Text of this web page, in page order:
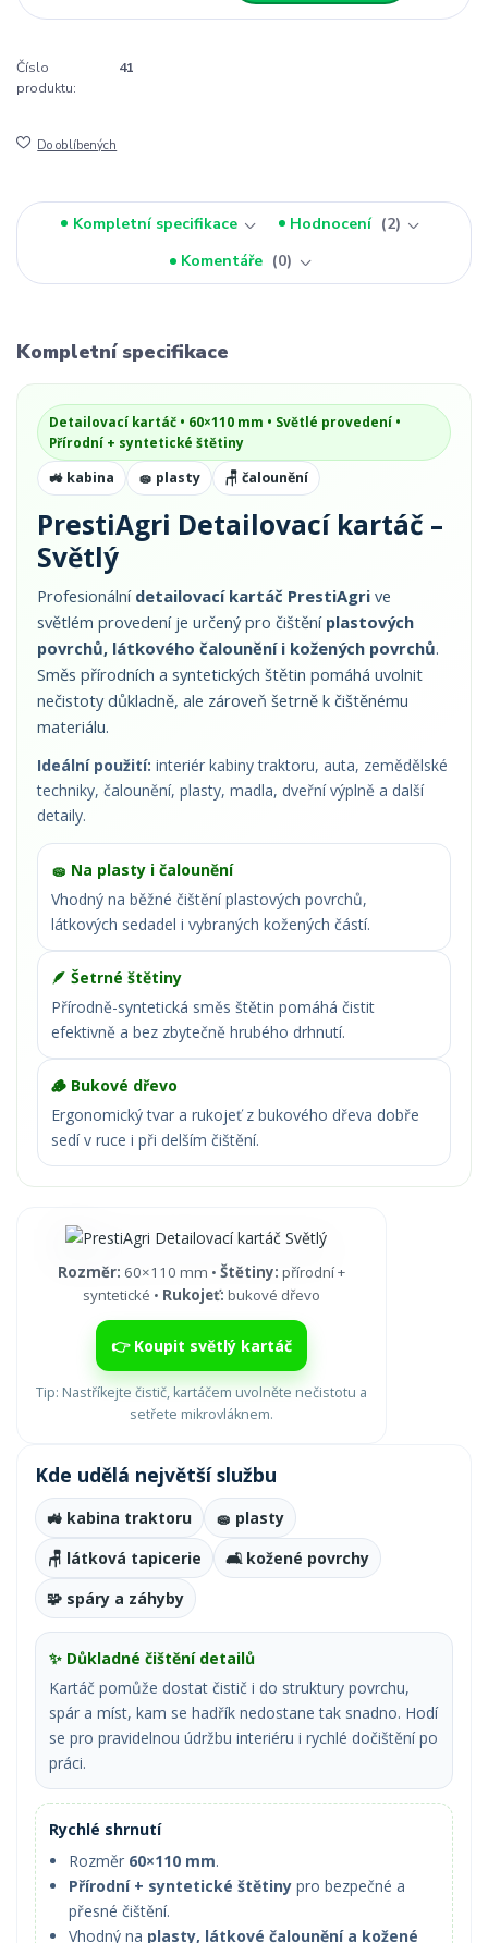
Číslo
produktu:
41
Do oblíbených
Kompletní specifikace Hodnocení
2
Komentáře
0
Kompletní specifikace
Detailovací kartáč • 60×110 mm • Světlé provedení •
Přírodní + syntetické štětiny
🚜 kabina 🧽 plasty 🪑 čalounění
PrestiAgri Detailovací kartáč –
Světlý
Profesionální detailovací kartáč PrestiAgri ve
světlém provedení je určený pro čištění plastových
povrchů, látkového čalounění i kožených povrchů.
Směs přírodních a syntetických štětin pomáhá uvolnit
nečistoty důkladně, ale zároveň šetrně k čištěnému
materiálu.
Ideální použití: interiér kabiny traktoru, auta, zemědělské
techniky, čalounění, plasty, madla, dveřní výplně a další
detaily.
🧽 Na plasty i čalounění
Vhodný na běžné čištění plastových povrchů,
látkových sedadel i vybraných kožených částí.
🪶 Šetrné štětiny
Přírodně-syntetická směs štětin pomáhá čistit
efektivně a bez zbytečně hrubého drhnutí.
🪵 Bukové dřevo
Ergonomický tvar a rukojeť z bukového dřeva dobře
sedí v ruce i při delším čištění.
Rozměr: 60×110 mm • Štětiny: přírodní +
syntetické • Rukojeť: bukové dřevo
👉 Koupit světlý kartáč
Tip: Nastříkejte čistič, kartáčem uvolněte nečistotu a
setřete mikrovláknem.
Kde udělá největší službu
🚜 kabina traktoru
🧽 plasty
🪑 látková tapicerie
🛋 kožené povrchy
🧩 spáry a záhyby
✨ Důkladné čištění detailů
Kartáč pomůže dostat čistič i do struktury povrchu,
spár a míst, kam se hadřík nedostane tak snadno. Hodí
se pro pravidelnou údržbu interiéru i rychlé dočištění po
práci.
Rychlé shrnutí
Rozměr 60×110 mm.
Přírodní + syntetické štětiny pro bezpečné a
přesné čištění.
Vhodný na plasty, látkové čalounění a kožené